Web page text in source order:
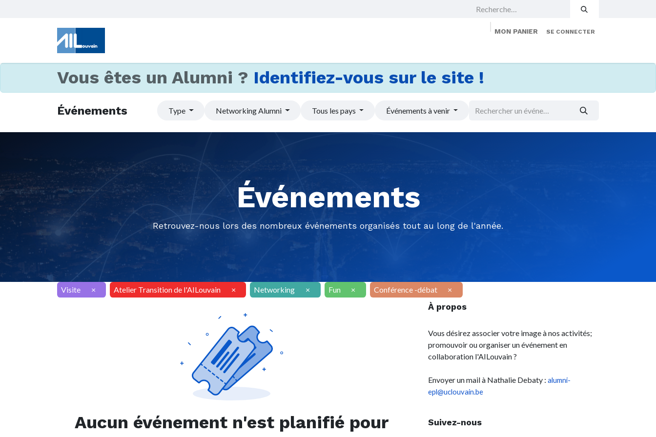
MON PANIER SE CONNECTER
Vous êtes un Alumni ? Identifiez-vous sur le site !
Événements Type Networking Alumni Tous les pays Événements à venir
Événements
Retrouvez-nous lors des nombreux événements organisés tout au long de l'année.
Visite × Atelier Transition de l'AILouvain × Networking × Fun × Conférence -débat ×
Aucun événement n'est planifié pour
À propos
Vous désirez associer votre image à nos activités;
promouvoir ou organiser un événement en
collaboration l'AILouvain ?
Envoyer un mail à Nathalie Debaty : alumni-
epl@uclouvain.be
Suivez-nous